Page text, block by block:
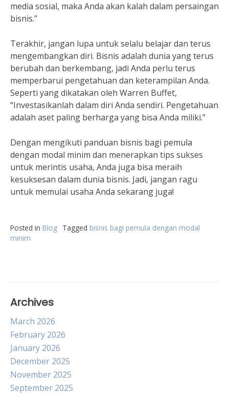
media sosial, maka Anda akan kalah dalam persaingan
bisnis.”
Terakhir, jangan lupa untuk selalu belajar dan terus
mengembangkan diri. Bisnis adalah dunia yang terus
berubah dan berkembang, jadi Anda perlu terus
memperbarui pengetahuan dan keterampilan Anda.
Seperti yang dikatakan oleh Warren Buffet,
“Investasikanlah dalam diri Anda sendiri. Pengetahuan
adalah aset paling berharga yang bisa Anda miliki.”
Dengan mengikuti panduan bisnis bagi pemula
dengan modal minim dan menerapkan tips sukses
untuk merintis usaha, Anda juga bisa meraih
kesuksesan dalam dunia bisnis. Jadi, jangan ragu
untuk memulai usaha Anda sekarang juga!
Posted in Blog Tagged bisnis bagi pemula dengan modal
minim
Archives
March 2026
February 2026
January 2026
December 2025
November 2025
September 2025